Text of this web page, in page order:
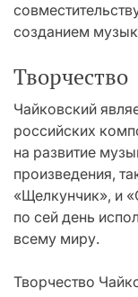
созданием
Творчество
Чайковский
российских
на развитие
произведения,
«Щелкунчик», и
по сей день
всему миру.
Творчество